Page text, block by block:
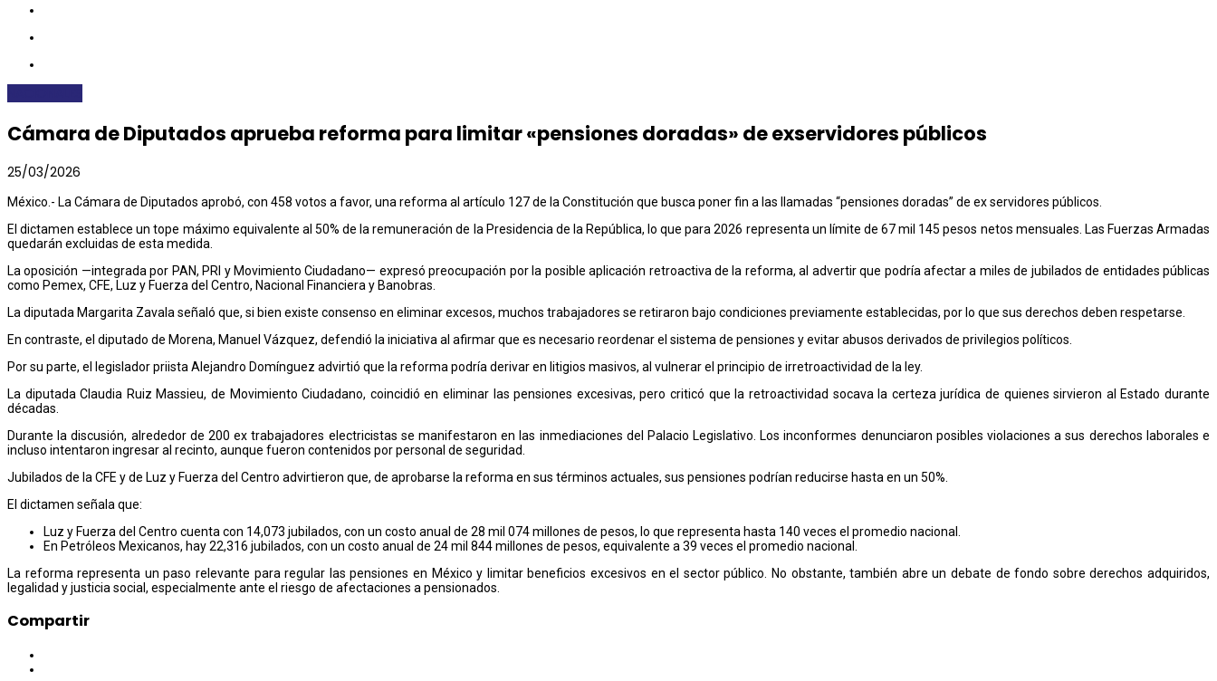
Cámara de Diputados aprueba reforma para limitar «pensiones doradas» de exservidores públicos
25/03/2026
México.- La Cámara de Diputados aprobó, con 458 votos a favor, una reforma al artículo 127 de la Constitución que busca poner fin a las llamadas “pensiones doradas” de ex servidores públicos.
El dictamen establece un tope máximo equivalente al 50% de la remuneración de la Presidencia de la República, lo que para 2026 representa un límite de 67 mil 145 pesos netos mensuales. Las Fuerzas Armadas
quedarán excluidas de esta medida.
La oposición —integrada por PAN, PRI y Movimiento Ciudadano— expresó preocupación por la posible aplicación retroactiva de la reforma, al advertir que podría afectar a miles de jubilados de entidades públicas
como Pemex, CFE, Luz y Fuerza del Centro, Nacional Financiera y Banobras.
La diputada Margarita Zavala señaló que, si bien existe consenso en eliminar excesos, muchos trabajadores se retiraron bajo condiciones previamente establecidas, por lo que sus derechos deben respetarse.
En contraste, el diputado de Morena, Manuel Vázquez, defendió la iniciativa al afirmar que es necesario reordenar el sistema de pensiones y evitar abusos derivados de privilegios políticos.
Por su parte, el legislador priista Alejandro Domínguez advirtió que la reforma podría derivar en litigios masivos, al vulnerar el principio de irretroactividad de la ley.
La diputada Claudia Ruiz Massieu, de Movimiento Ciudadano, coincidió en eliminar las pensiones excesivas, pero criticó que la retroactividad socava la certeza jurídica de quienes sirvieron al Estado durante
décadas.
Durante la discusión, alrededor de 200 ex trabajadores electricistas se manifestaron en las inmediaciones del Palacio Legislativo. Los inconformes denunciaron posibles violaciones a sus derechos laborales e
incluso intentaron ingresar al recinto, aunque fueron contenidos por personal de seguridad.
Jubilados de la CFE y de Luz y Fuerza del Centro advirtieron que, de aprobarse la reforma en sus términos actuales, sus pensiones podrían reducirse hasta en un 50%.
El dictamen señala que:
Luz y Fuerza del Centro cuenta con 14,073 jubilados, con un costo anual de 28 mil 074 millones de pesos, lo que representa hasta 140 veces el promedio nacional.
En Petróleos Mexicanos, hay 22,316 jubilados, con un costo anual de 24 mil 844 millones de pesos, equivalente a 39 veces el promedio nacional.
La reforma representa un paso relevante para regular las pensiones en México y limitar beneficios excesivos en el sector público. No obstante, también abre un debate de fondo sobre derechos adquiridos,
legalidad y justicia social, especialmente ante el riesgo de afectaciones a pensionados.
Compartir